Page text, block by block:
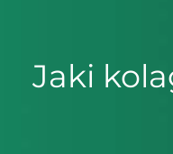
Jaki